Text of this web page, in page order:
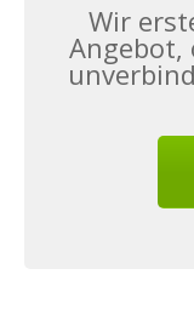
Wir
Angebot,